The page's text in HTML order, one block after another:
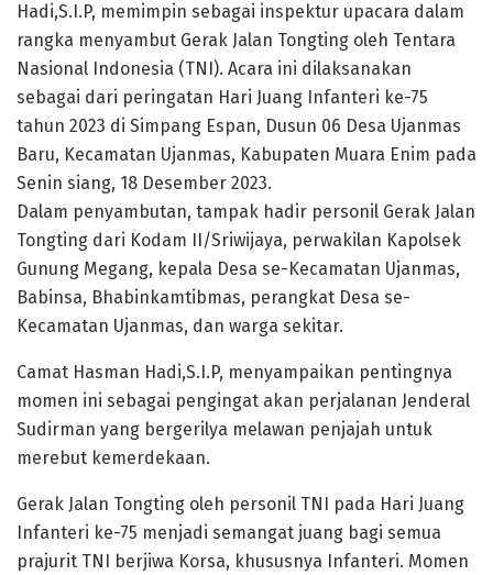
Hadi,S.I.P, memimpin sebagai inspektur upacara dalam
rangka menyambut Gerak Jalan Tongting oleh Tentara
Nasional Indonesia (TNI). Acara ini dilaksanakan
sebagai dari peringatan Hari Juang Infanteri ke-75
tahun 2023 di Simpang Espan, Dusun 06 Desa Ujanmas
Baru, Kecamatan Ujanmas, Kabupaten Muara Enim pada
Senin siang, 18 Desember 2023.
Dalam penyambutan, tampak hadir personil Gerak Jalan
Tongting dari Kodam II/Sriwijaya, perwakilan Kapolsek
Gunung Megang, kepala Desa se-Kecamatan Ujanmas,
Babinsa, Bhabinkamtibmas, perangkat Desa se-
Kecamatan Ujanmas, dan warga sekitar.
Camat Hasman Hadi,S.I.P, menyampaikan pentingnya
momen ini sebagai pengingat akan perjalanan Jenderal
Sudirman yang bergerilya melawan penjajah untuk
merebut kemerdekaan.
Gerak Jalan Tongting oleh personil TNI pada Hari Juang
Infanteri ke-75 menjadi semangat juang bagi semua
prajurit TNI berjiwa Korsa, khususnya Infanteri. Momen